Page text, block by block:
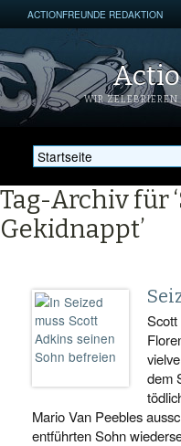
ACTIONFREUNDE REDAKTION
WIR
Tag-Archiv für
Gekidnappt’
Scott
dem
Mario Van Peebles
entführten Sohn